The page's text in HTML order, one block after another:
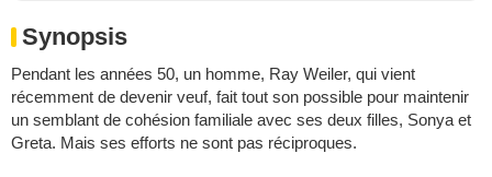
Synopsis
Pendant les années 50, un homme, Ray Weiler, qui vient
récemment de devenir veuf, fait tout son possible pour maintenir
un semblant de cohésion familiale avec ses deux filles, Sonya et
Greta. Mais ses efforts ne sont pas réciproques.